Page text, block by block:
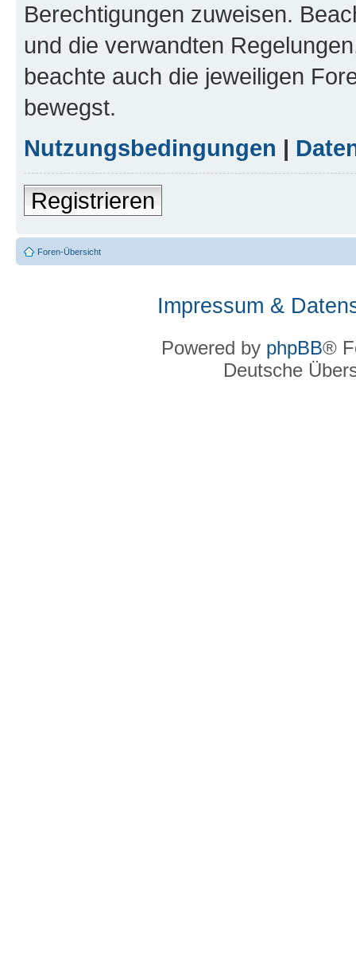
Berechtigungen zuweisen.
und die verwandten
beachte auch die jeweiligen
bewegst.
Nutzungsbedingungen |
Registrieren
Foren-Übersicht
Impressum &
Powered by phpBB®
Deutsche